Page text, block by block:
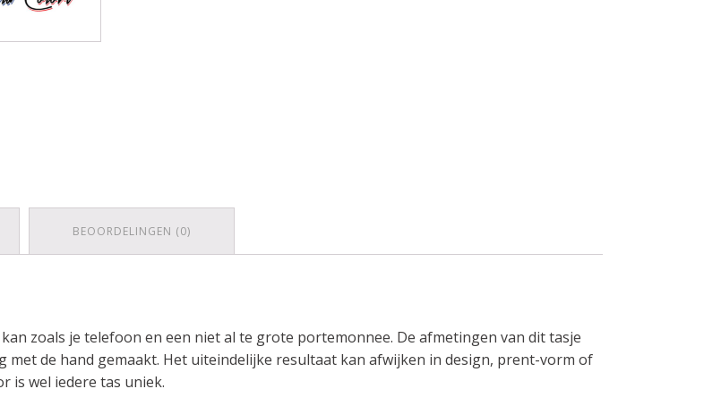
BEOORDELINGEN (0)
zoals je telefoon en een niet al te grote portemonnee. De afmetingen van dit tasje
met de hand gemaakt. Het uiteindelijke resultaat kan afwijken in design, prent-vorm of
is wel iedere tas uniek.